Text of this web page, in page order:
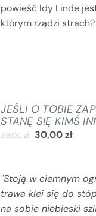
powieść Idy Linde
którym rządzi strach?
JEŚLI O TOBIE
STANĘ SIĘ KIMŚ
39,00zł 30,00zł
"Stoją w ciemnym
trawa klei się do
na sobie niebieski